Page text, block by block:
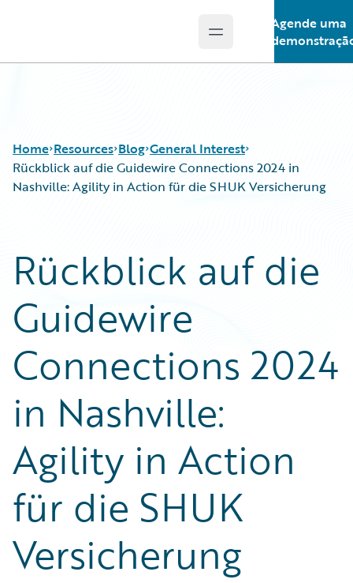
Open main menu
Agende uma
Home Resources
Podcasts
Blog
Help and Support
Insurance Technology FAQ
Blog
Careers
Customer Viewpoint
Developers
General Interest
Partner Perspective
Technology
Trends
General Interest
Rückblick auf die Guidewire Connections 2024 in
Nashville: Agility in Action für die SHUK Versicherung
Rückblick auf die
Guidewire
Connections 2024
in Nashville:
Agility in Action
für die SHUK
Versicherung